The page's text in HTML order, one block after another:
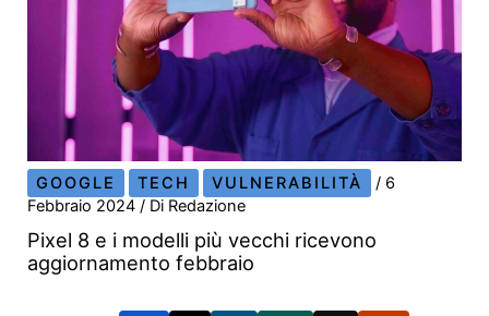
GOOGLE TECH VULNERABILITÀ / 6
Febbraio 2024/ Di Redazione
Pixel 8 e i modelli più vecchi ricevono
aggiornamento febbraio